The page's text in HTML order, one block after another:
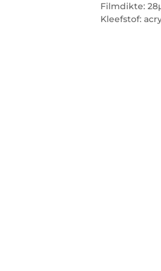
Filmdikte:
Kleefstof: